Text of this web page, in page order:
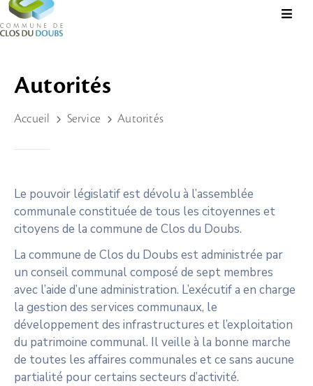
Administration
Guichet
Locale
Tourisme
Durable
&
Culture
Rechercher?
Autorités
Accueil Service Autorités
Le pouvoir législatif est dévolu à l’assemblée
communale constituée de tous les citoyennes et
citoyens de la commune de Clos du Doubs.
La commune de Clos du Doubs est administrée par
un conseil communal composé de sept membres
avec l’aide d’une administration. L’exécutif a en charge
la gestion des services communaux, le
développement des infrastructures et l’exploitation
du patrimoine communal. Il veille à la bonne marche
de toutes les affaires communales et ce sans aucune
partialité pour certains secteurs d’activité.